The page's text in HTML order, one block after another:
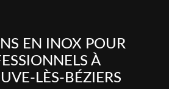
EN INOX POUR
À
LÈS-BÉZIERS